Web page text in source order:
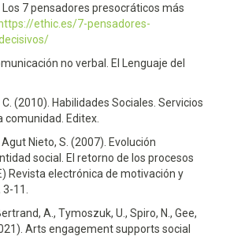
Los 7 pensadores presocráticos más
https://ethic.es/7-pensadores-
no verbal. El Lenguaje del
(2010). Habilidades Sociales. Servicios
comunidad. Editex.
Nieto, S. (2007). Evolución
social. El retorno de los procesos
Revista electrónica de motivación y
11.
A., Tymoszuk, U., Spiro, N., Gee,
Arts engagement supports social